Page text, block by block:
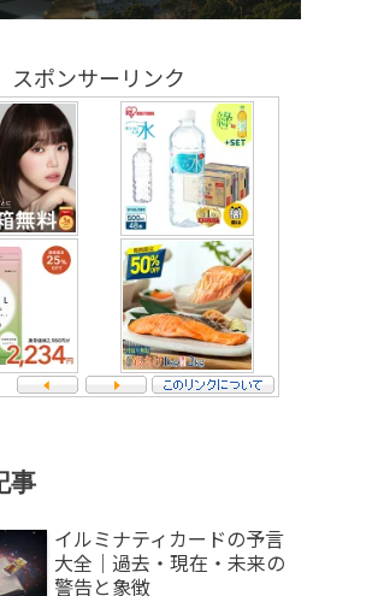
スポンサーリンク
事
イルミナティカードの予言
大全｜過去・現在・未来の
警告と象徴